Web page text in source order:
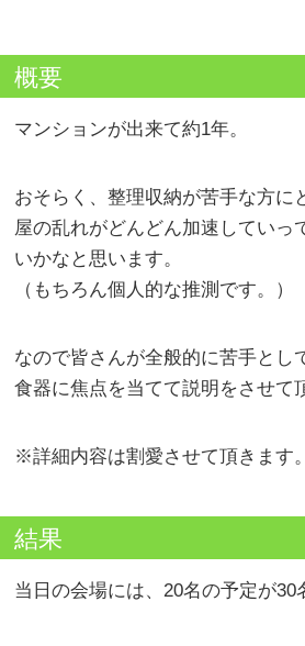
概要
マンションが出来て約1年。
おそらく、整理収納が苦手な方に
屋の乱れがどんどん加速していっ
いかなと思います。
（もちろん個人的な推測です。）
なので皆さんが全般的に苦手とし
食器に焦点を当てて説明をさせて
※詳細内容は割愛させて頂きます。
結果
当日の会場には、20名の予定が30